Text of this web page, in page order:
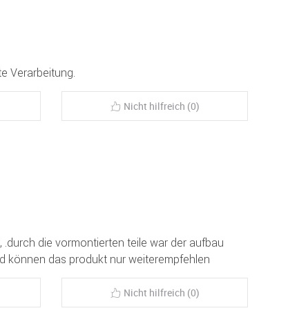
Verarbeitung.
Nicht hilfreich (0)
.durch die vormontierten teile war der aufbau
können das produkt nur weiterempfehlen
Nicht hilfreich (0)